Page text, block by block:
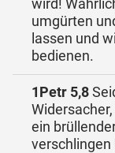
wird!
umgürten
lassen und
bedienen.
1Petr 5,8
ein
verschlingen